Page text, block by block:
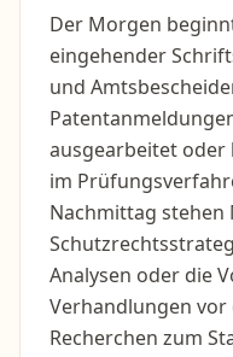
Der Morgen
eingehender
und
ausgearbeitet oder
im
Nachmittag
Analysen oder die
Verhandlungen
Recherchen zum